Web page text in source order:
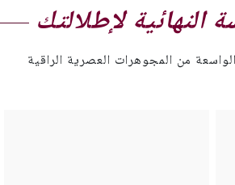
النهائية لإطلالتك
من المجوهرات العصرية الراقية